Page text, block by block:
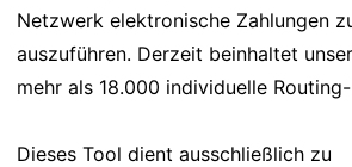
Netzwerk elektronische Zahlungen
auszuführen. Derzeit beinhaltet
mehr als 18.000 individuelle
Dieses Tool dient ausschließlich zu